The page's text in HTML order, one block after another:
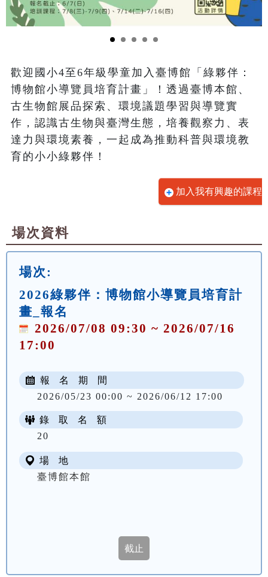
歡迎國小4至6年級學童加入臺博館「綠夥伴：
博物館小導覽員培育計畫」！透過臺博本館、
古生物館展品探索、環境議題學習與導覽實
作，認識古生物與臺灣生態，培養觀察力、表
達力與環境素養，一起成為推動科普與環境教
育的小小綠夥伴！
加入我有興趣的課程
場次資料
場次:
2026綠夥伴：博物館小導覽員培育計
畫_報名
2026/07/08 09:30 ~ 2026/07/16
17:00
報 名 期 間
2026/05/23 00:00 ~ 2026/06/12 17:00
錄 取 名 額
20
場 地
臺博館本館